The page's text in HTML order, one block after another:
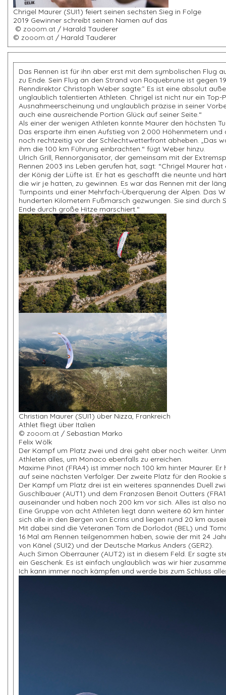
Chrigel Maurer (SUI1) feiert seinen sechsten Sieg
2019 Gewinner schreibt seinen Namen auf das
© zooom.at / Harald Tauderer
© zooom.at / Harald Tauderer
Das Rennen ist für ihn aber erst mit dem symbolischen Flug
zu Ende. Sein Flug an den Strand von Roquebrune ist gegen
Renndirektor Christoph Weber sagte:” Es ist eine absolut
unglaublich talentierten Athleten. Chrigel ist nicht nur ein
Ausnahmeerscheinung und unglaublich präzise in seiner
auch eine ausreichende Portion Glück auf seiner Seite.“
Als einer der wenigen Athleten konnte Maurer den höchsten
Das ersparte ihm einen Aufstieg von 2.000 Höhenmetern
noch rechtzeitig vor der Schlechtwetterfront abheben. „Das
ihm die 100 km Führung einbrachten.“ fügt Weber hinzu.
Ulrich Grill, Rennorganisator, der gemeinsam mit der
Rennen 2003 ins Leben gerufen hat, sagt: “Chrigel Maurer
der König der Lüfte ist. Er hat es geschafft die neunte und
die wir je hatten, zu gewinnen. Es war das Rennen mit der
Turnpoints und einer Mehrfach-Überquerung der Alpen. Das
hunderten Kilometern Fußmarsch gezwungen. Sie sind durch
Ende durch große Hitze marschiert.“
Christian Maurer (SUI1) über Nizza,
Athlet fliegt über Italien
© zooom.at / Sebastian
Felix Wölk
Der Kampf um Platz zwei und drei geht aber noch weiter.
Athleten alles, um Monaco ebenfalls zu erreichen.
Maxime Pinot (FRA4) ist immer noch 100 km hinter Maurer.
auf seine nächsten Verfolger. Der zweite Platz für den Rookie
Der Kampf um Platz drei ist ein weiteres spannendes Duell
Guschlbauer (AUT1) und dem Franzosen Benoit Outters
auseinander und haben noch 200 km vor sich. Alles ist also
Eine Gruppe von acht Athleten liegt dann weitere 60 km
sich alle in den Bergen von Ecrins und liegen rund 20 km
Mit dabei sind die Veteranen Tom de Dorlodot (BEL) und
16 Mal am Rennen teilgenommen haben, sowie der mit 24
von Känel (SUI2) und der Deutsche Markus Anders (GER2).
Auch Simon Oberrauner (AUT2) ist in diesem Feld. Er sagte
ein Geschenk. Es ist einfach unglaublich was wir hier
Ich kann immer noch kämpfen und werde bis zum Schluss